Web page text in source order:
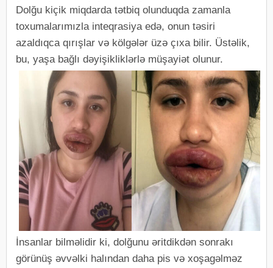
Dolğu kiçik miqdarda tətbiq olunduqda zamanla
toxumalarımızla inteqrasiya edə, onun təsiri
azaldıqca qırışlar və kölgələr üzə çıxa bilir. Üstəlik,
bu, yaşa bağlı dəyişikliklərlə müşayiət olunur.
İnsanlar bilməlidir ki, dolğunu əritdikdən sonrakı
görünüş əvvəlki halından daha pis və xoşagəlməz